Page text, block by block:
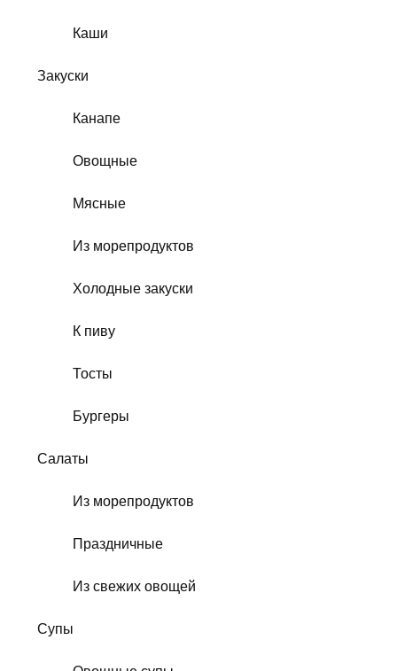
Каши
Закуски
Канапе
Овощные
Мясные
Из морепродуктов
Холодные закуски
К пиву
Тосты
Бургеры
Салаты
Из морепродуктов
Праздничные
Из свежих овощей
Супы